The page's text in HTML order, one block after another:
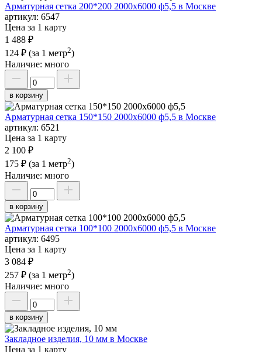
Арматурная сетка 200*200 2000х6000 ф5,5 в Москве
артикул: 6547
Цена за 1 карту
1 488 ₽
124 ₽ (за 1 метр2)
Наличие: много
в корзину
Арматурная сетка 150*150 2000х6000 ф5,5 в Москве
артикул: 6521
Цена за 1 карту
2 100 ₽
175 ₽ (за 1 метр2)
Наличие: много
в корзину
Арматурная сетка 100*100 2000х6000 ф5,5 в Москве
артикул: 6495
Цена за 1 карту
3 084 ₽
257 ₽ (за 1 метр2)
Наличие: много
в корзину
Закладное изделия, 10 мм в Москве
Цена за 1 карту